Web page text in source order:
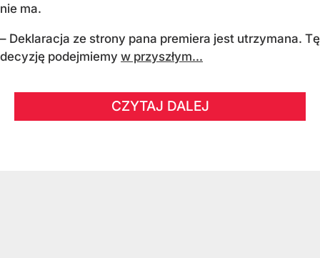
nie ma.
– Deklaracja ze strony pana premiera jest utrzymana. Tę
decyzję podejmiemy w przyszłym...
CZYTAJ DALEJ